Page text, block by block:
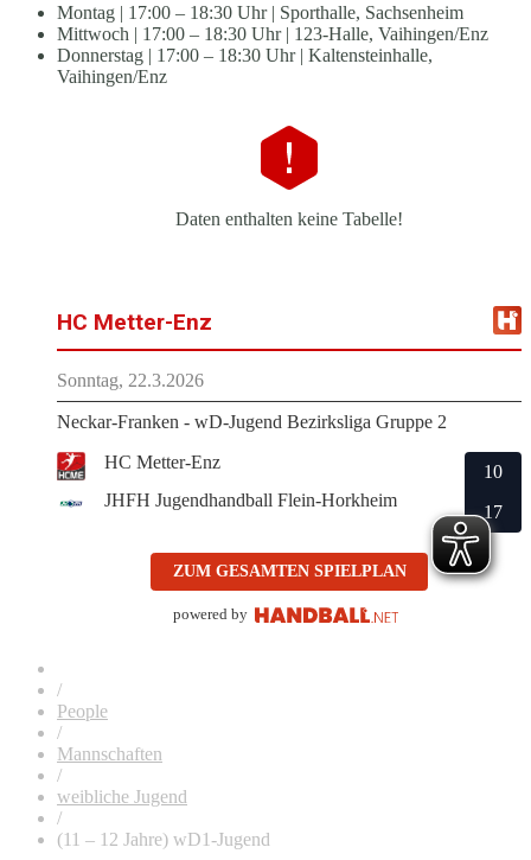
Montag | 17:00 – 18:30 Uhr | Sporthalle, Sachsenheim
Mittwoch | 17:00 – 18:30 Uhr | 123-Halle, Vaihingen/Enz
Donnerstag | 17:00 – 18:30 Uhr | Kaltensteinhalle,
Vaihingen/Enz
Daten enthalten keine Tabelle!
HC Metter-Enz
Sonntag, 22.3.2026
Neckar-Franken - wD-Jugend Bezirksliga Gruppe 2
HC Metter-Enz
JHFH Jugendhandball Flein-Horkheim
10
17
ZUM GESAMTEN SPIELPLAN
powered by
/
People
/
Mannschaften
/
weibliche Jugend
/
(11 – 12 Jahre) wD1-Jugend